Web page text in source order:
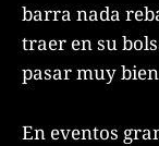
barra nada
traer en su
pasar muy
En eventos